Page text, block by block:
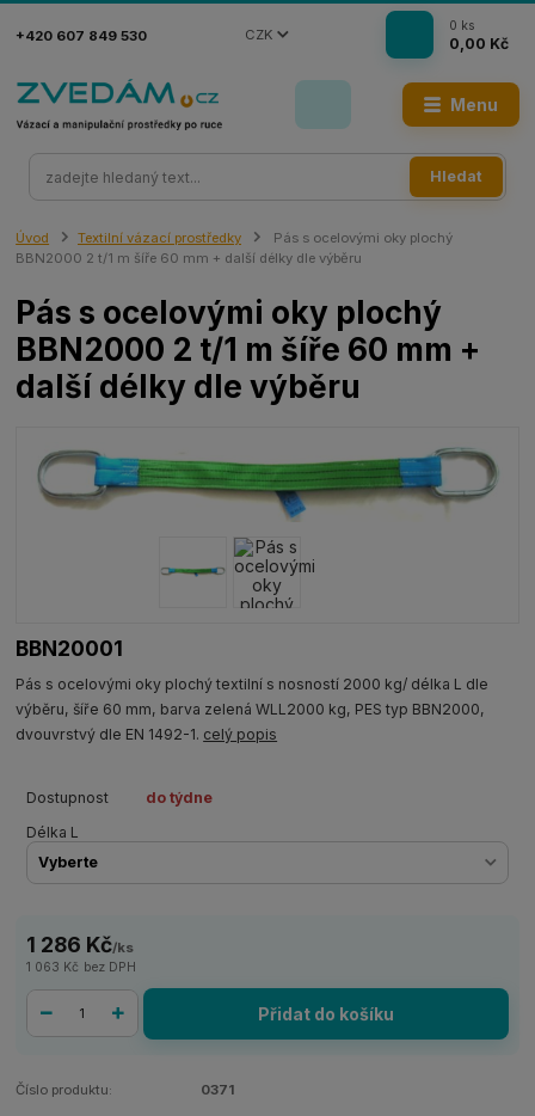
Menu
CZK
Hledat
+420 607 849 530
0 ks
0,00 Kč
Úvod Textilní vázací prostředky
Pás s ocelovými oky plochý
BBN2000 2 t/1 m šíře 60 mm + další délky dle výběru
Pás s ocelovými oky plochý
BBN2000 2 t/1 m šíře 60 mm +
další délky dle výběru
BBN20001
Pás s ocelovými oky plochý textilní s nosností 2000 kg/ délka L dle
výběru, šíře 60 mm, barva zelená WLL2000 kg, PES typ BBN2000,
dvouvrstvý dle EN 1492-1. celý popis
Dostupnost
do týdne
Délka L
1 286 Kč/ks
1 063 Kč bez DPH
Přidat do košíku
Číslo produktu: 0371